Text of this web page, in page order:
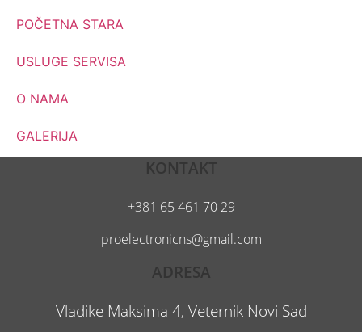
POČETNA STARA
USLUGE SERVISA
O NAMA
GALERIJA
KONTAKT
+381 65 461 70 29
proelectronicns@gmail.com
ADRESA
Vladike Maksima 4, Veternik Novi Sad